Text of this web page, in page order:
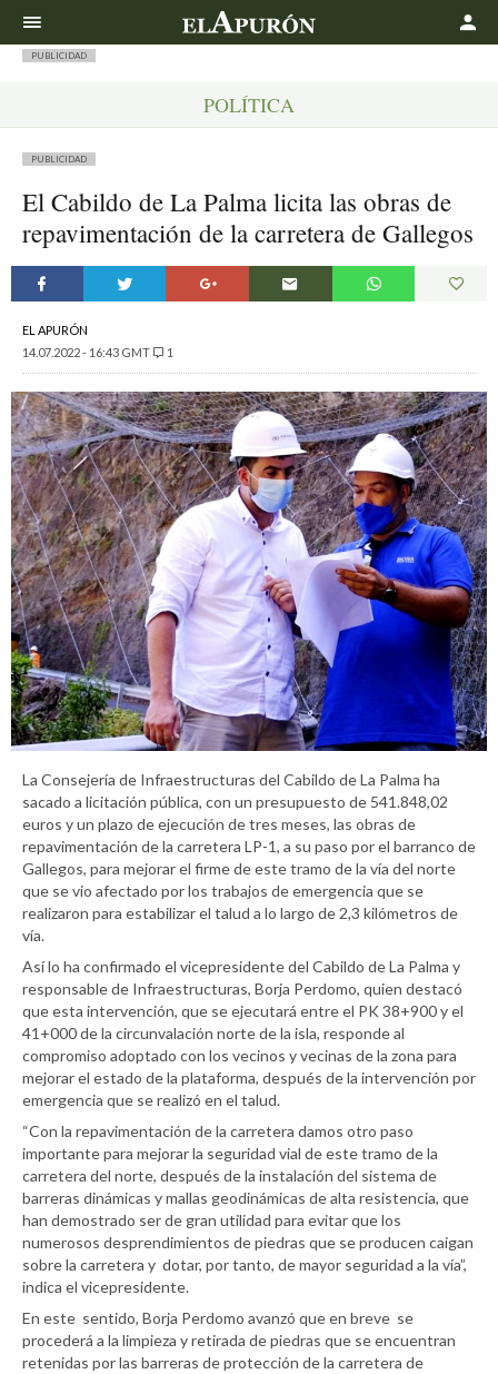
PUBLICIDAD
POLÍTICA
PUBLICIDAD
El Cabildo de La Palma licita las obras de
repavimentación de la carretera de Gallegos
EL APURÓN
14.07.2022 - 16:43 GMT
1
La Consejería de Infraestructuras del Cabildo de La Palma ha
sacado a licitación pública, con un presupuesto de 541.848,02
euros y un plazo de ejecución de tres meses, las obras de
repavimentación de la carretera LP-1, a su paso por el barranco de
Gallegos, para mejorar el firme de este tramo de la vía del norte
que se vio afectado por los trabajos de emergencia que se
realizaron para estabilizar el talud a lo largo de 2,3 kilómetros de
vía.
Así lo ha confirmado el vicepresidente del Cabildo de La Palma y
responsable de Infraestructuras, Borja Perdomo, quien destacó
que esta intervención, que se ejecutará entre el PK 38+900 y el
41+000 de la circunvalación norte de la isla, responde al
compromiso adoptado con los vecinos y vecinas de la zona para
mejorar el estado de la plataforma, después de la intervención por
emergencia que se realizó en el talud.
“Con la repavimentación de la carretera damos otro paso
importante para mejorar la seguridad vial de este tramo de la
carretera del norte, después de la instalación del sistema de
barreras dinámicas y mallas geodinámicas de alta resistencia, que
han demostrado ser de gran utilidad para evitar que los
numerosos desprendimientos de piedras que se producen caigan
sobre la carretera y dotar, por tanto, de mayor seguridad a la vía”,
indica el vicepresidente.
En este sentido, Borja Perdomo avanzó que en breve se
procederá a la limpieza y retirada de piedras que se encuentran
retenidas por las barreras de protección de la carretera de